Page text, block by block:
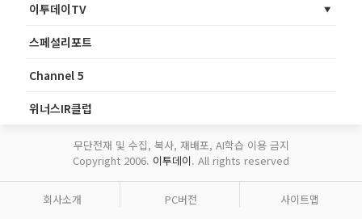
이투데이TV
스페셜리포트
Channel 5
위너스IR클럽
무단전재 및 수집, 복사, 재배포, AI학습 이용 금지
Copyright 2006. 이투데이. All rights reserved
회사소개 PC버전 사이트맵